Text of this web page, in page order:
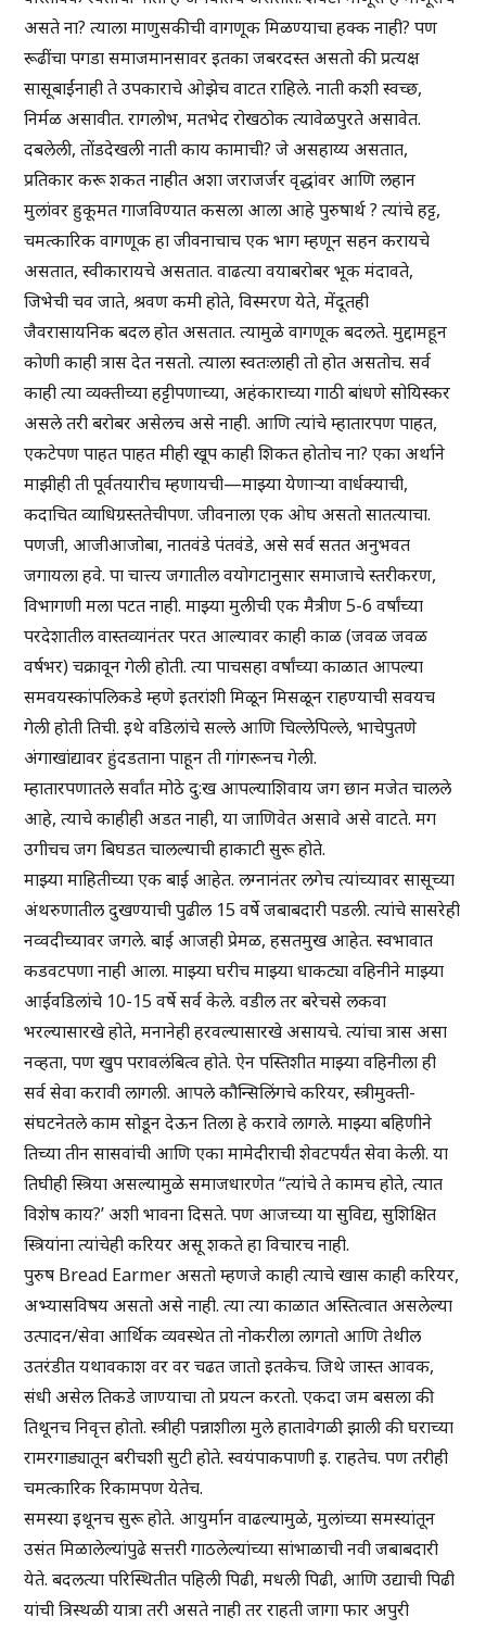
असते ना? त्याला माणुसकीची वागणूक मिळण्याचा हक्क नाही? पण
रूढींचा पगडा समाजमानसावर इतका जबरदस्त असतो की प्रत्यक्ष
सासूबाईंनाही ते उपकाराचे ओझेच वाटत राहिले. नाती कशी स्वच्छ,
निर्मळ असावीत. रागलोभ, मतभेद रोखठोक त्यावेळपुरते असावेत.
दबलेली, तोंडदेखली नाती काय कामाची? जे असहाय्य असतात,
प्रतिकार करू शकत नाहीत अशा जराजर्जर वृद्धांवर आणि लहान
मुलांवर हुकूमत गाजविण्यात कसला आला आहे पुरुषार्थ ? त्यांचे हट्ट,
चमत्कारिक वागणूक हा जीवनाचाच एक भाग म्हणून सहन करायचे
असतात, स्वीकारायचे असतात. वाढत्या वयाबरोबर भूक मंदावते,
जिभेची चव जाते, श्रवण कमी होते, विस्मरण येते, मेंदूतही
जैवरासायनिक बदल होत असतात. त्यामुळे वागणूक बदलते. मुद्दामहून
कोणी काही त्रास देत नसतो. त्याला स्वतःलाही तो होत असतोच. सर्व
काही त्या व्यक्तीच्या हट्टीपणाच्या, अहंकाराच्या गाठी बांधणे सोयिस्कर
असले तरी बरोबर असेलच असे नाही. आणि त्यांचे म्हातारपण पाहत,
एकटेपण पाहत पाहत मीही खूप काही शिकत होतोच ना? एका अर्थाने
माझीही ती पूर्वतयारीच म्हणायची—माझ्या येणाऱ्या वार्धक्याची,
कदाचित व्याधिग्रस्ततेचीपण. जीवनाला एक ओघ असतो सातत्याचा.
पणजी, आजीआजोबा, नातवंडे पंतवंडे, असे सर्व सतत अनुभवत
जगायला हवे. पा चात्त्य जगातील वयोगटानुसार समाजाचे स्तरीकरण,
विभागणी मला पटत नाही. माझ्या मुलीची एक मैत्रीण 5-6 वर्षांच्या
परदेशातील वास्तव्यानंतर परत आल्यावर काही काळ (जवळ जवळ
वर्षभर) चक्रावून गेली होती. त्या पाचसहा वर्षांच्या काळात आपल्या
समवयस्कांपलिकडे म्हणे इतरांशी मिळून मिसळून राहण्याची सवयच
गेली होती तिची. इथे वडिलांचे सल्ले आणि चिल्लेपिल्ले, भाचेपुतणे
अंगाखांद्यावर हुंदडताना पाहून ती गांगरूनच गेली.
म्हातारपणातले सर्वांत मोठे दु:ख आपल्याशिवाय जग छान मजेत चालले
आहे, त्याचे काहीही अडत नाही, या जाणिवेत असावे असे वाटते. मग
उगीचच जग बिघडत चालल्याची हाकाटी सुरू होते.
माझ्या माहितीच्या एक बाई आहेत. लग्नानंतर लगेच त्यांच्यावर सासूच्या
अंथरुणातील दुखण्याची पुढील 15 वर्षे जबाबदारी पडली. त्यांचे सासरेही
नव्वदीच्यावर जगले. बाई आजही प्रेमळ, हसतमुख आहेत. स्वभावात
कडवटपणा नाही आला. माझ्या घरीच माझ्या धाकट्या वहिनीने माझ्या
आईवडिलांचे 10-15 वर्षे सर्व केले. वडील तर बरेचसे लकवा
भरल्यासारखे होते, मनानेही हरवल्यासारखे असायचे. त्यांचा त्रास असा
नव्हता, पण खुप परावलंबित्व होते. ऐन पस्तिशीत माझ्या वहिनीला ही
सर्व सेवा करावी लागली. आपले कौन्सिलिंगचे करियर, स्त्रीमुक्ती-
संघटनेतले काम सोडून देऊन तिला हे करावे लागले. माझ्या बहिणीने
तिच्या तीन सासवांची आणि एका मामेदीराची शेवटपर्यंत सेवा केली. या
तिघीही स्त्रिया असल्यामुळे समाजधारणेत “त्यांचे ते कामच होते, त्यात
विशेष काय?’ अशी भावना दिसते. पण आजच्या या सुविद्य, सुशिक्षित
स्त्रियांना त्यांचेही करियर असू शकते हा विचारच नाही.
पुरुष Bread Earmer असतो म्हणजे काही त्याचे खास काही करियर,
अभ्यासविषय असतो असे नाही. त्या त्या काळात अस्तित्वात असलेल्या
उत्पादन/सेवा आर्थिक व्यवस्थेत तो नोकरीला लागतो आणि तेथील
उतरंडीत यथावकाश वर वर चढत जातो इतकेच. जिथे जास्त आवक,
संधी असेल तिकडे जाण्याचा तो प्रयत्न करतो. एकदा जम बसला की
तिथूनच निवृत्त होतो. स्त्रीही पन्नाशीला मुले हातावेगळी झाली की घराच्या
रामरगाड्यातून बरीचशी सुटी होते. स्वयंपाकपाणी इ. राहतेच. पण तरीही
चमत्कारिक रिकामपण येतेच.
समस्या इथूनच सुरू होते. आयुर्मान वाढल्यामुळे, मुलांच्या समस्यांतून
उसंत मिळालेल्यांपुढे सत्तरी गाठलेल्यांच्या सांभाळाची नवी जबाबदारी
येते. बदलत्या परिस्थितीत पहिली पिढी, मधली पिढी, आणि उद्याची पिढी
यांची त्रिस्थळी यात्रा तरी असते नाही तर राहती जागा फार अपुरी